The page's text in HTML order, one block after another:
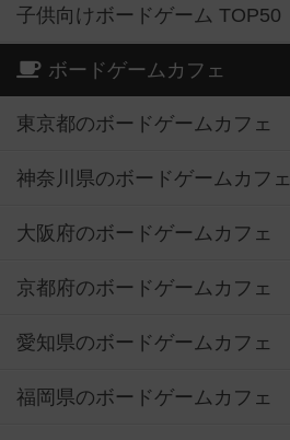
子供向けボードゲーム TOP50
ボードゲームカフェ
東京都のボードゲームカフェ
神奈川県のボードゲームカフェ
大阪府のボードゲームカフェ
京都府のボードゲームカフェ
愛知県のボードゲームカフェ
福岡県のボードゲームカフェ